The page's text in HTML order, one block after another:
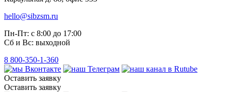
hello@sibzsm.ru
Пн-Пт: с 8:00 до 17:00
Сб и Вс: выходной
8 800-350-1-360
Оставить заявку
Оставить заявку